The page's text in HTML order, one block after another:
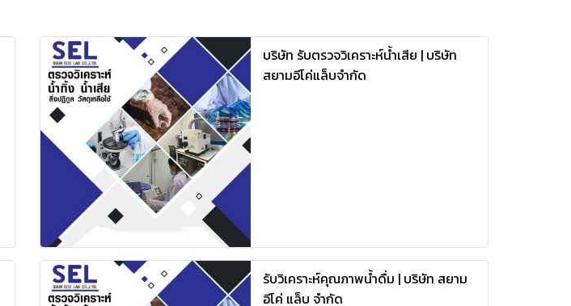
บริษัท รับตรวจวิเคราะห์น้ำเสีย | บริษัท
สยามอีโค่แล็บจำกัด
รับวิเคราะห์คุณภาพน้ำดื่ม | บริษัท สยาม
อีโค่ แล็บ จำกัด